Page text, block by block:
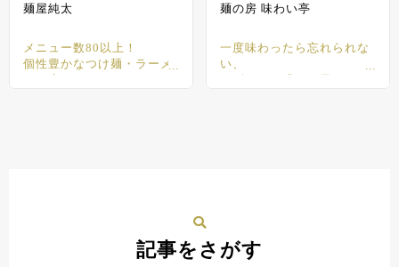
麺屋純太
メニュー数80以上！
個性豊かなつけ麺・ラーメ
麺の房 味わい亭
一度味わったら忘れられな
い、
記事をさがす